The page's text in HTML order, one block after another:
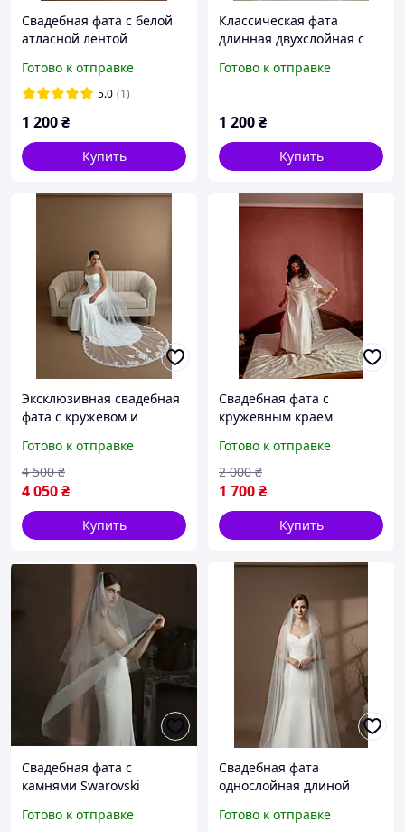
Свадебная фата с белой
атласной лентой
Готово к отправке
5.0 (1)
1 200₴
Купить
Классическая фата
длинная двухслойная с
Готово к отправке
1 200₴
Купить
Эксклюзивная свадебная
фата с кружевом и
Готово к отправке
4 050₴
4 500 ₴
Купить
Свадебная фата с
кружевным краем
Готово к отправке
1 700₴
2 000 ₴
Купить
Свадебная фата с
камнями Swarovski
Готово к отправке
Свадебная фата
однослойная длиной
Готово к отправке